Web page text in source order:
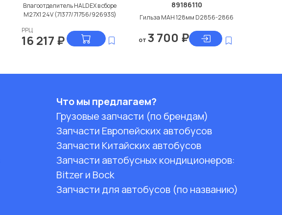
Влагоотделитель HALDEX в сборе
M27X1 24V (71377/71756/92693S)
РРЦ
16 217 ₽
89186110
Гильза МАН 128мм D2856-2866
от 3 700 ₽
Что мы предлагаем?
Грузовые запчасти (по брендам)
Запчасти Европейских автобусов
Запчасти Китайских автобусов
Запчасти автобусных кондиционеров:
Bitzer и Bock
Запчасти для автобусов (по названию)